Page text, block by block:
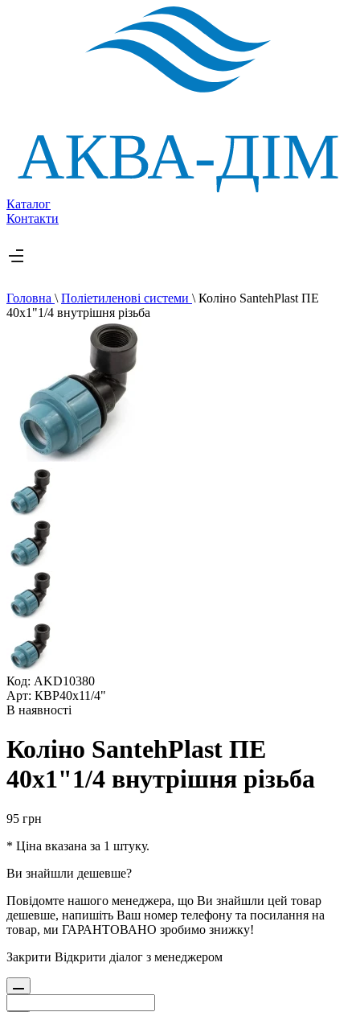
Каталог
Контакти
Головна \ Поліетиленові системи \ Коліно SantehPlast ПЕ
40x1"1/4 внутрішня різьба
Код: AKD10380
Арт: КВР40x11/4"
В наявності
Коліно SantehPlast ПЕ
40x1"1/4 внутрішня різьба
95 грн
* Ціна вказана за 1 штуку.
Ви знайшли дешевше?
Повідомте нашого менеджера, що Ви знайшли цей товар
дешевше, напишіть Ваш номер телефону та посилання на
товар, ми ГАРАНТОВАНО зробимо знижку!
Закрити Відкрити діалог з менеджером